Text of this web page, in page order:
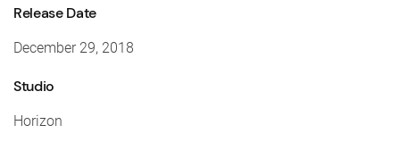
Release Date
December 29, 2018
Studio
Horizon